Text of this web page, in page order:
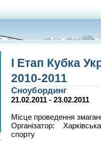
І Етап Кубка
2010-2011
Сноубординг
21.02.2011 - 23.02.2011
Місце проведення
Організатор:
спорту